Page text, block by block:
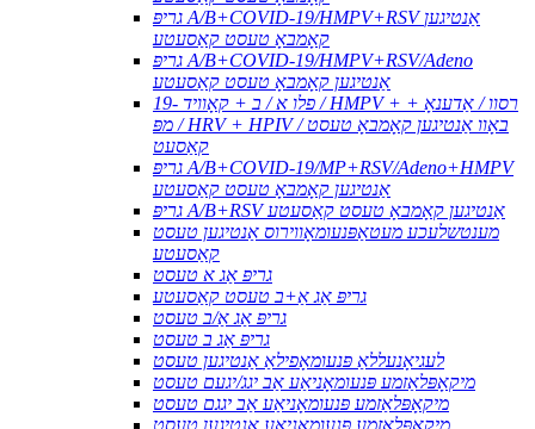
גריפּ A/B+COVID-19/HMPV+RSV אַנטיגען
קאָמבאָ טעסט קאַסעטע
גריפּ A/B+COVID-19/HMPV+RSV/Adeno
אַנטיגען קאָמבאָ טעסט קאַסעטע
פלו א / ב + קאָוויד -19 / HMPV + רסוו / אַדענאָ +
מפּ / HRV + HPIV / באָוו אַנטיגען קאָמבאָ טעסט
קאַסעט
גריפּ A/B+COVID-19/MP+RSV/Adeno+HMPV
אַנטיגען קאָמבאָ טעסט קאַסעטע
גריפּ A/B+RSV אַנטיגען קאָמבאָ טעסט קאַסעטע
מענטשלעכע מעטאַפּנעומאָווירוס אַנטיגען טעסט
קאַסעטע
גריפּ אַג א טעסט
גריפּ אַג אַ+ב טעסט קאַסעטע
גריפּ אַג אַ/ב טעסט
גריפּ אַג ב טעסט
לעגיאָנעללאַ פּנעומאָפילאַ אַנטיגען טעסט
מיקאָפּלאַזמע פּנעומאָניאַע אַב יגג/יגעם טעסט
מיקאָפּלאַזמע פּנעומאָניאַע אַב יגגם טעסט
מיקאָפּלאַזמע פּנעומאָניאַע אַנטיגען טעסט